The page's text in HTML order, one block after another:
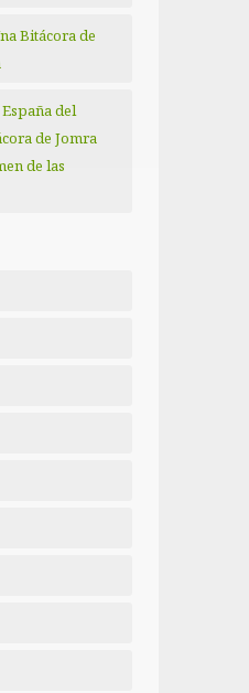
Bitácora de
del
de Jomra
de las